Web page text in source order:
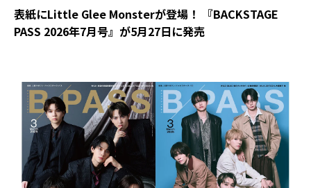
表紙にLittle Glee Monsterが登場！ 『BACKSTAGE
PASS 2026年7月号』が5月27日に発売